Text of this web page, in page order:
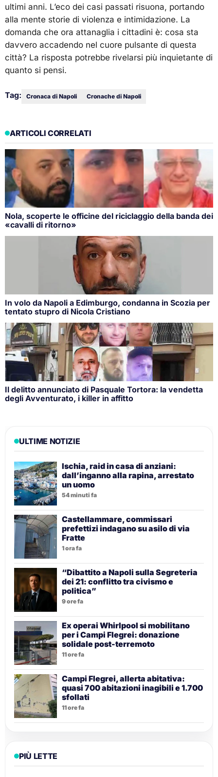
ultimi anni. L’eco dei casi passati risuona, portando
alla mente storie di violenza e intimidazione. La
domanda che ora attanaglia i cittadini è: cosa sta
davvero accadendo nel cuore pulsante di questa
città? La risposta potrebbe rivelarsi più inquietante di
quanto si pensi.
Tag: Cronaca di Napoli Cronache di Napoli
ARTICOLI CORRELATI
Nola, scoperte le officine del riciclaggio della banda dei
«cavalli di ritorno»
In volo da Napoli a Edimburgo, condanna in Scozia per
tentato stupro di Nicola Cristiano
Il delitto annunciato di Pasquale Tortora: la vendetta
degli Avventurato, i killer in affitto
ULTIME NOTIZIE
Ischia, raid in casa di anziani:
dall’inganno alla rapina, arrestato
un uomo
54 minuti fa
Castellammare, commissari
prefettizi indagano su asilo di via
Fratte
1 ora fa
“Dibattito a Napoli sulla Segreteria
dei 21: conflitto tra civismo e
politica”
9 ore fa
Ex operai Whirlpool si mobilitano
per i Campi Flegrei: donazione
solidale post-terremoto
11 ore fa
Campi Flegrei, allerta abitativa:
quasi 700 abitazioni inagibili e 1.700
sfollati
11 ore fa
PIÙ LETTE